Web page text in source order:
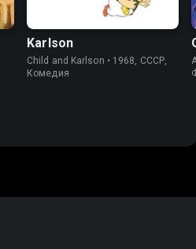
Karlson
Child and Karlson • 1968, СССР,
Комедия